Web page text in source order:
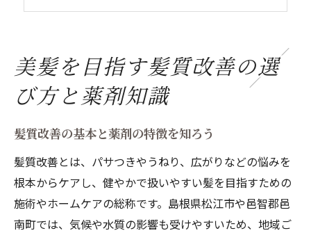
理想の髪質へ導く薬剤の選定ポイント
髪質改善で重要な薬剤成分を理解する
髪質改善に合う薬剤選択の具体的基準
髪質に合わせた薬剤選定の実践ポイント
失敗しない髪質改善の薬剤選びの秘訣
自宅ケアで差が出る髪質改善の基本知識
髪質改善を自宅で続けるための基本
美髪を目指す髪質改善の選
び方と薬剤知識
髪質改善の基本と薬剤の特徴を知ろう
髪質改善とは、パサつきやうねり、広がりなどの悩みを
根本からケアし、健やかで扱いやすい髪を目指すための
施術やホームケアの総称です。島根県松江市や邑智郡邑
南町では、気候や水質の影響も受けやすいため、地域ご